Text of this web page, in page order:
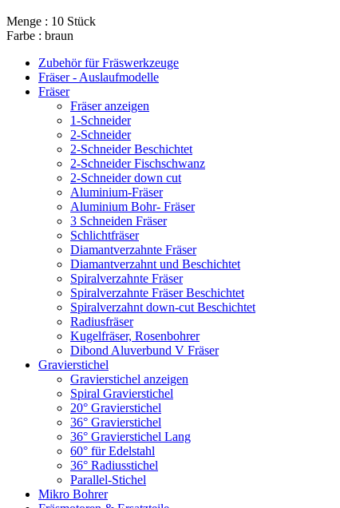
Menge : 10 Stück
Farbe : braun
Zubehör für Fräswerkzeuge
Fräser - Auslaufmodelle
Fräser
Fräser anzeigen
1-Schneider
2-Schneider
2-Schneider Beschichtet
2-Schneider Fischschwanz
2-Schneider down cut
Aluminium-Fräser
Aluminium Bohr- Fräser
3 Schneiden Fräser
Schlichtfräser
Diamantverzahnte Fräser
Diamantverzahnt und Beschichtet
Spiralverzahnte Fräser
Spiralverzahnte Fräser Beschichtet
Spiralverzahnt down-cut Beschichtet
Radiusfräser
Kugelfräser, Rosenbohrer
Dibond Aluverbund V Fräser
Gravierstichel
Gravierstichel anzeigen
Spiral Gravierstichel
20° Gravierstichel
36° Gravierstichel
36° Gravierstichel Lang
60° für Edelstahl
36° Radiusstichel
Parallel-Stichel
Mikro Bohrer